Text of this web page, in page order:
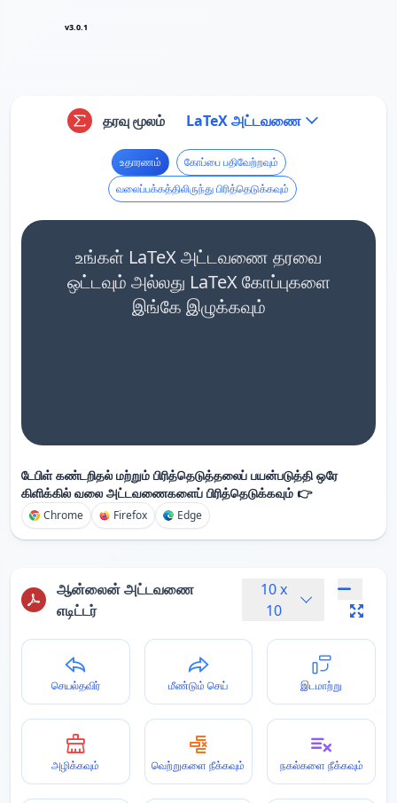
v3.0.1
தரவு மூலம் LaTeX அட்டவணை
உதாரணம்
கோப்பை பதிவேற்றவும்
வலைப்பக்கத்திலிருந்து பிரித்தெடுக்கவும்
உங்கள் LaTeX அட்டவணை தரவை
ஒட்டவும் அல்லது LaTeX கோப்புகளை
இங்கே இழுக்கவும்
டேபிள் கண்டறிதல் மற்றும் பிரித்தெடுத்தலைப் பயன்படுத்தி ஒரே
கிளிக்கில் வலை அட்டவணைகளைப் பிரித்தெடுக்கவும் 👉
Chrome Firefox Edge
ஆன்லைன் அட்டவணை
எடிட்டர்
10x
10
செயல்தவிர் மீண்டும் செய் இடமாற்று
அழிக்கவும் வெற்றுகளை நீக்கவும் நகல்களை நீக்கவும்